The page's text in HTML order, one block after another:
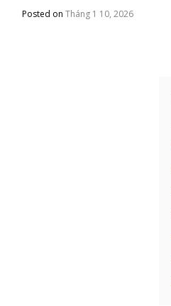
Posted onTháng 1 10, 2026